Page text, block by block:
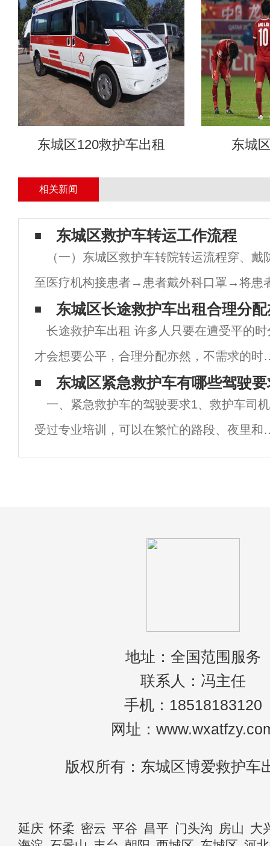
东城区120救护车出租 东城
相关新闻
东城区救护车转运工作流程
（一）东城区救护车转院转运流程穿、
至医疗机构接患者→患者戴外科口罩→将患
→将患者转运至接收医疗机构→车辆及设备
例患者。（二）穿戴及脱摘防护物品流程穿
东城区长途救护车出租合理分
长途救护车出租 许多人只要在遭受平的时
才会想要公平，合理分配亦然，不需求的时
不需求合理，别进犯了我就行，需求的时分
又哭天喊地。悔天恨地。1、救护车出租的合
理分配。 作为救护车出租效劳者。无数次病
东城区紧急救护车有哪些驾驶
一、紧急救护车的驾驶要求1、救护车司机
受过专业培训，可以在繁忙的路段、夜里和
天气里快速安荃地驾驶。2、培训也包括救护
地址：全国范围服务
联系人：冯主任
手机：18518183120
网址：
版权所有：东城区博爱救护车
延庆 怀柔 密云 平谷 昌平 门头沟 房山 大